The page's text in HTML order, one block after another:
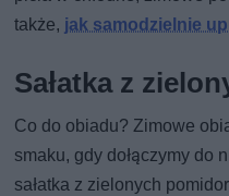
także, jak samodzielnie
Sałatka z
Co do obiadu? Zimowe
smaku, gdy dołączymy do
sałatka z zielonych